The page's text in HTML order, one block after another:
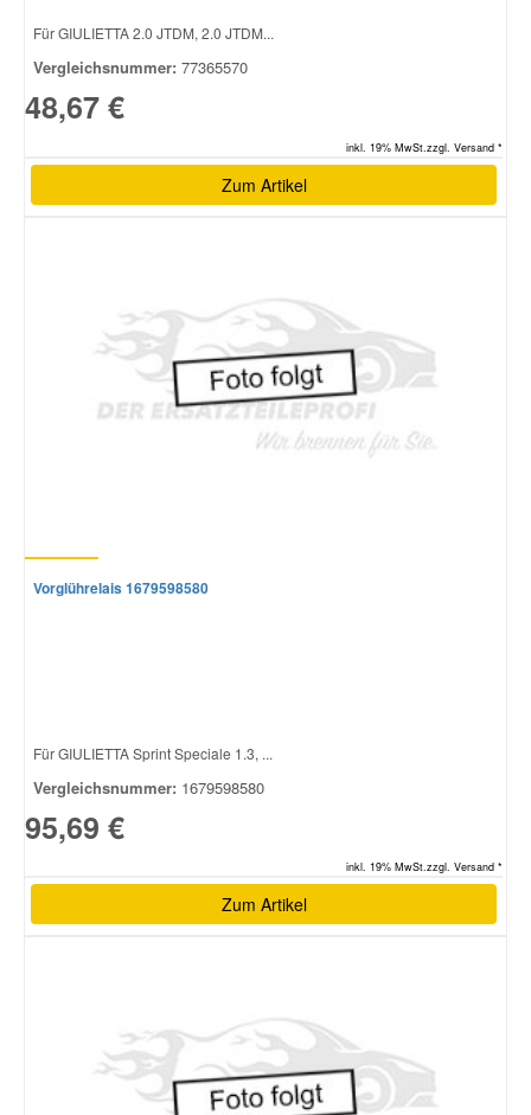
Für GIULIETTA 2.0 JTDM, 2.0 JTDM...
Vergleichsnummer: 77365570
48,67 €
inkl. 19% MwSt.zzgl. Versand *
Zum Artikel
Vorglührelais 1679598580
Für GIULIETTA Sprint Speciale 1.3, ...
Vergleichsnummer: 1679598580
95,69 €
inkl. 19% MwSt.zzgl. Versand *
Zum Artikel